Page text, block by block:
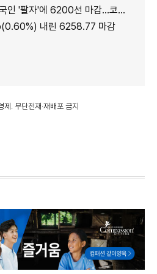
자'에 6200선 마감…코스닥도 하락
내린 6258.77 마감
. 무단전재·재배포 금지